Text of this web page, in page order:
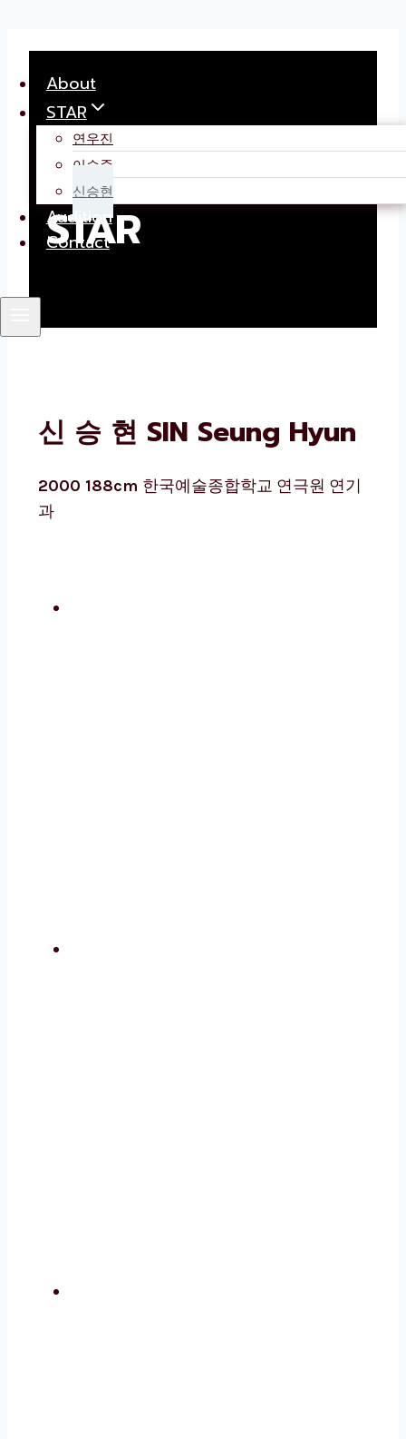
contentAbout
STAR
연우진
이승준
신승현
Audition
Contact
STAR
신 승 현 SIN Seung Hyun
2000 188cm 한국예술종합학교 연극원 연기
과